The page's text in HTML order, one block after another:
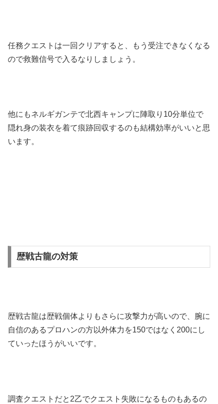
任務クエストは一回クリアすると、もう受注できなくなる
ので救難信号で入るなりしましょう。
他にもネルギガンテで北西キャンプに陣取り10分単位で
隠れ身の装衣を着て痕跡回収するのも結構効率がいいと思
います。
歴戦古龍の対策
歴戦古龍は歴戦個体よりもさらに攻撃力が高いので、腕に
自信のあるプロハンの方以外体力を150ではなく200にし
ていったほうがいいです。
調査クエストだと2乙でクエスト失敗になるものもあるの